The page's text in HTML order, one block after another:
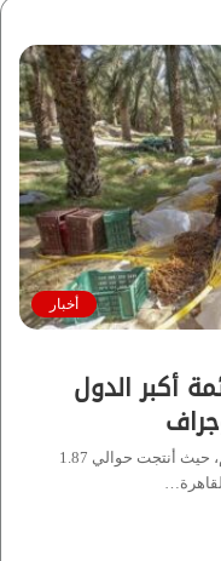
أخبار
أكبر الدول
تصدرت مصر قائمة أكبر منتجي التمور في العالم، حيث أنتجت حوالي 1.87